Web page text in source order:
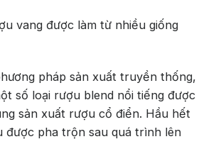
vang được làm từ nhiều giống
pháp sản xuất truyền thống,
số loại rượu blend nổi tiếng được
sản xuất rượu cổ điển. Hầu hết
được pha trộn sau quá trình lên